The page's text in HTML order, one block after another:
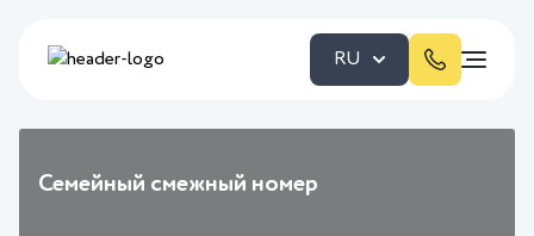
RU
Семейный смежный номер